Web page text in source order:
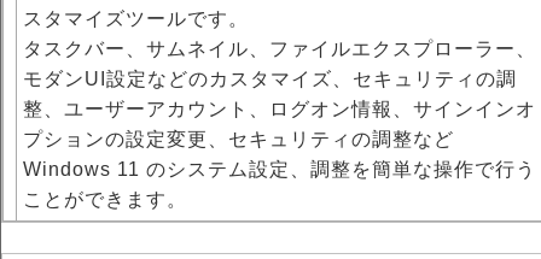
スタマイズツールです。
タスクバー、サムネイル、ファイルエクスプローラー、
モダンUI設定などのカスタマイズ、セキュリティの調
整、ユーザーアカウント、ログオン情報、サインインオ
プションの設定変更、セキュリティの調整など
Windows 11 のシステム設定、調整を簡単な操作で行う
ことができます。